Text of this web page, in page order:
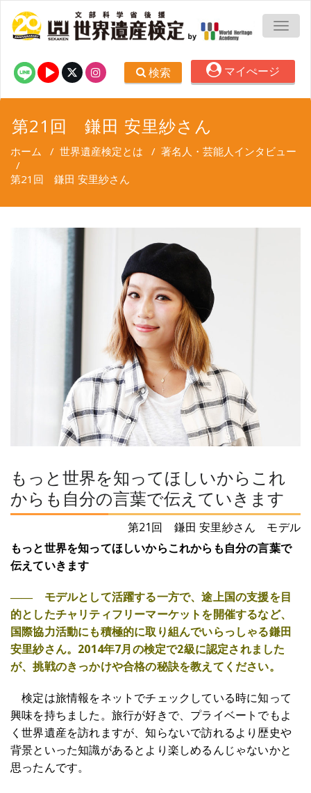
検索 マイぺージ
第21回 鎌田 安里紗さん
ホーム / 世界遺産検定とは / 著名人・芸能人インタビュー
/
第21回 鎌田 安里紗さん
もっと世界を知ってほしいからこれ
からも自分の言葉で伝えていきます
第21回 鎌田 安里紗さん モデル
もっと世界を知ってほしいからこれからも自分の言葉で
伝えていきます
―― モデルとして活躍する一方で、途上国の支援を目
的としたチャリティフリーマーケットを開催するなど、
国際協力活動にも積極的に取り組んでいらっしゃる鎌田
安里紗さん。2014年7月の検定で2級に認定されました
が、挑戦のきっかけや合格の秘訣を教えてください。
検定は旅情報をネットでチェックしている時に知って
興味を持ちました。旅行が好きで、プライベートでもよ
く世界遺産を訪れますが、知らないで訪れるより歴史や
背景といった知識があるとより楽しめるんじゃないかと
思ったんです。